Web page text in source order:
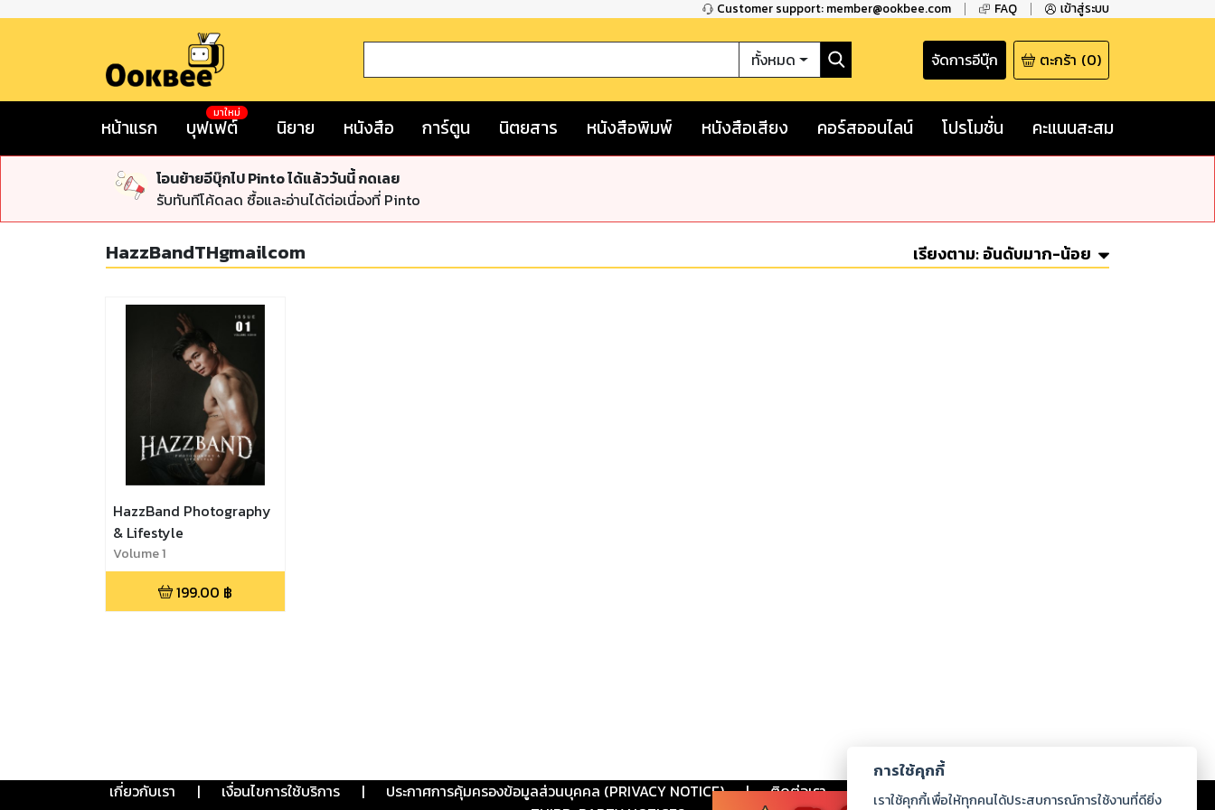
Customer support: member@ookbee.com FAQ เข้าสู่ระบบ
ทั้งหมด จัดการอีบุ๊ก ตะกร้า (0)
หน้าแรก บุฟเฟต์
มาใหม่
นิยาย หนังสือ การ์ตูน นิตยสาร หนังสือพิมพ์ หนังสือเสียง คอร์สออนไลน์ โปรโมชั่น คะแนนสะสม
โอนย้ายอีบุ๊กไป Pinto ได้แล้ววันนี้ กดเลย
รับทันทีโค้ดลด ซื้อและอ่านได้ต่อเนื่องที่ Pinto
HazzBandTHgmailcom เรียงตาม:อันดับมาก-น้อย
HazzBand Photography
& Lifestyle
Volume 1
199.00 ฿
เกี่ยวกับเรา | เงื่อนไขการใช้บริการ | ประกาศการคุ้มครองข้อมูลส่วนบุคคล (PRIVACY NOTICE) | ติดต่อเรา ร่วมงานกับเรา ดาวน์โหลด
การใช้คุกกี้
เราใช้คุกกี้เพื่อให้ทุกคนได้ประสบการณ์การใช้งานที่ดียิ่ง